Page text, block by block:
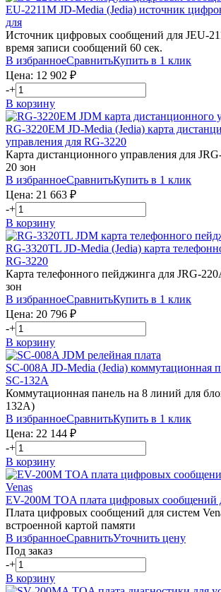
EU-2211M JD-Media (Jedia) источник
для
Источник цифровых сообщений для JEU-
время записи сообщений 60 сек.
В избранноеСравнитьКупить в 1 клик
Цена: 12 902 ₽
-+
В корзину
RG-3220EM JD-Media (Jedia) карта
управления для RG-3220
Карта дистанционного управления для
20 зон
В избранноеСравнитьКупить в 1 клик
Цена: 21 663 ₽
-+
В корзину
RG-3320TL JD-Media (Jedia) карта
RG-3220
Карта телефонного пейджинга для JRG-
зон
В избранноеСравнитьКупить в 1 клик
Цена: 20 796 ₽
-+
В корзину
SC-008A JD-Media (Jedia) коммутационная
SC-132A
Коммутационная панель на 8 линий для
132A)
В избранноеСравнитьКупить в 1 клик
Цена: 22 144 ₽
-+
В корзину
EV-200M TOA плата цифровых сообщений
Плата цифровых сообщений для систем
встроенной картой памяти
В избранноеСравнитьУточнить цену
Под заказ
-+
В корзину